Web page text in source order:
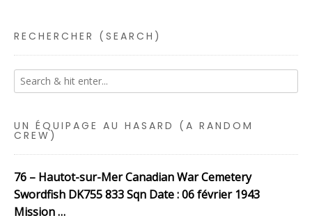
RECHERCHER (SEARCH)
UN ÉQUIPAGE AU HASARD (A RANDOM
CREW)
76 – Hautot-sur-Mer Canadian War Cemetery
Swordfish DK755 833 Sqn Date : 06 février 1943
Mission …